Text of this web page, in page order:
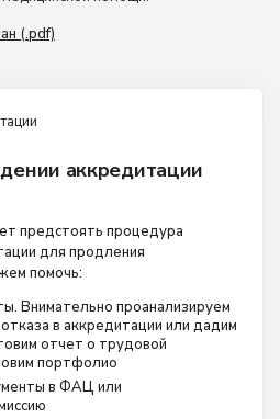
(.pdf)
аккредитации
предстоять процедура
для продления
помочь:
Внимательно проанализируем
в аккредитации или дадим
отчет о трудовой
портфолио
в ФАЦ или